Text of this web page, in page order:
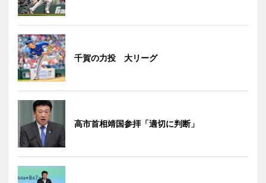
千賀の力投 大リーグ
高市首相靖国参拝「適切に判断」